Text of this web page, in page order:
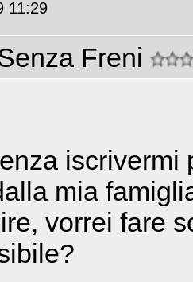
11:29
Freni
iscrivermi
mia
vorrei fare